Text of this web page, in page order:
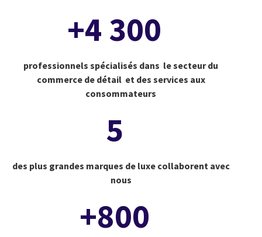
+4 300
professionnels spécialisés dans le secteur du
commerce de détail et des services aux
consommateurs
5
des plus grandes marques de luxe collaborent avec
nous
+800